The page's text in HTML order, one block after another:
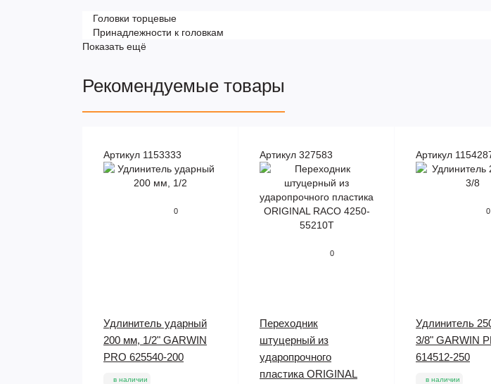
Головки торцевые
Принадлежности к головкам
Показать ещё
Рекомендуемые товары
Артикул 1153333
0
Удлинитель ударный
200 мм, 1/2" GARWIN
PRO 625540-200
в наличии
Артикул 327583
0
Переходник
штуцерный из
ударопрочного
пластика ORIGINAL
Артикул
0
Удлинитель
3/8" GARWIN
614512-250
в наличии